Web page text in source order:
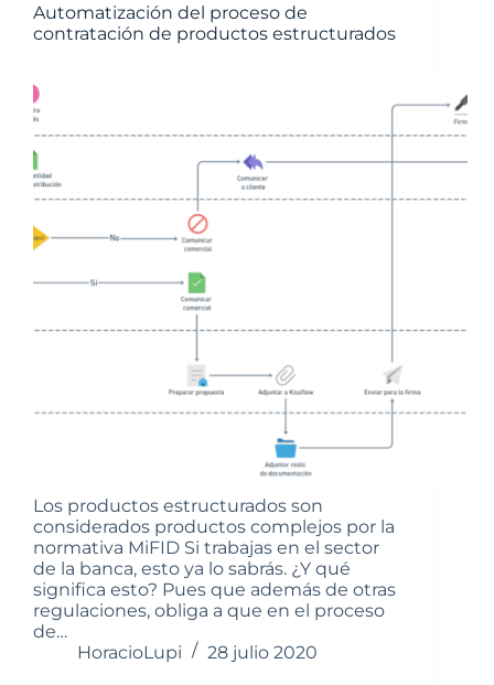
Automatización del proceso de
contratación de productos estructurados
Los productos estructurados son
considerados productos complejos por la
normativa MiFID Si trabajas en el sector
de la banca, esto ya lo sabrás. ¿Y qué
significa esto? Pues que además de otras
regulaciones, obliga a que en el proceso
de…
HoracioLupi
28 julio 2020